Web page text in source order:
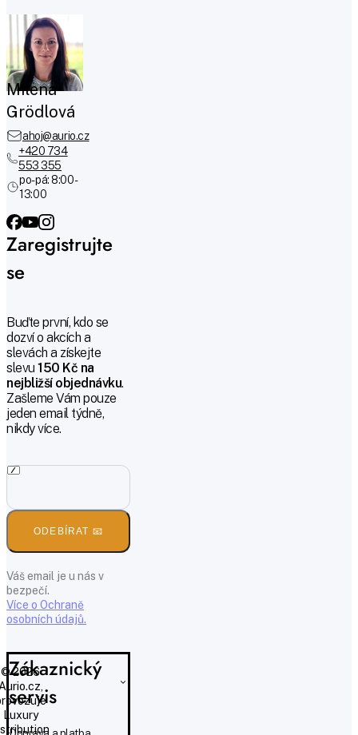
Milena
Grödlová
ahoj@aurio.cz
+420 734
553 355
po-pá: 8:00 -
13:00
Zákaznický
servis
Zaregistrujte
se
Buďte první, kdo se
dozví o akcích a
slevách a získejte
slevu150 Kč na
nejbližší objednávku.
Zašleme Vám pouze
jeden email týdně,
nikdy více.
ODEBÍRAT 📧
Váš email je u nás v
bezpečí.
Více o Ochraně
osobních údajů.
© 2026
Luxury